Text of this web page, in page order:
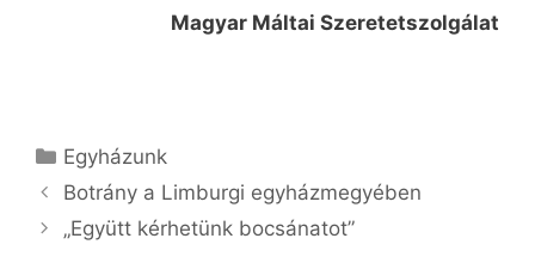
Magyar Máltai Szeretetszolgálat
Kategória
Egyházunk
Botrány a Limburgi egyházmegyében
„Együtt kérhetünk bocsánatot”